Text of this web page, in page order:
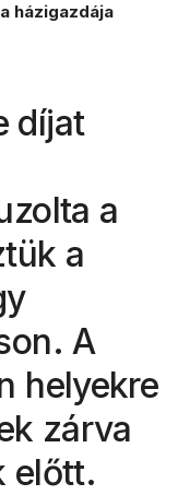
házigazdája
díjat
a
a
A
helyekre
zárva
előtt.